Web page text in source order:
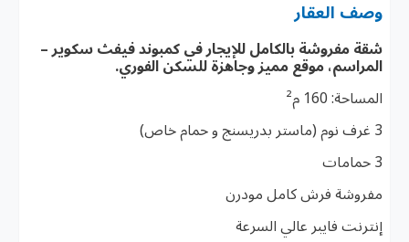
وصف العقار
شقة مفروشة بالكامل للإيجار في كمبوند فيفث سكوير –
المراسم، موقع مميز وجاهزة للسكن الفوري.
المساحة: 160 م²
3 غرف نوم (ماستر بدريسنج و حمام خاص)
3 حمامات
مفروشة فرش كامل مودرن
إنترنت فايبر عالي السرعة